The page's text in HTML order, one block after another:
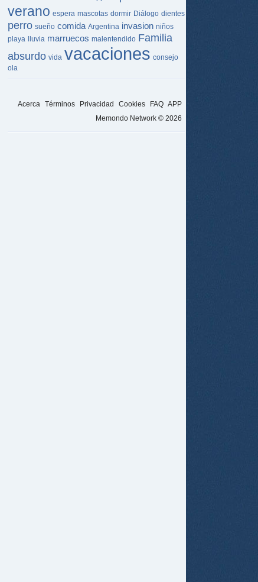
verano espera mascotas dormir Diálogo dientes
perro sueño comida Argentina invasion niños
playa
lluvia marruecos malentendido Familia
absurdo vida vacaciones consejo
ola
Acerca Términos Privacidad Cookies FAQ APP
Memondo Network © 2026